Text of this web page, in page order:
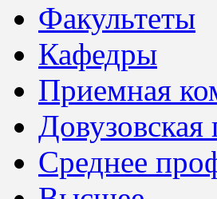
Факультеты
Кафедры
Приемная
Довузовская
Среднее